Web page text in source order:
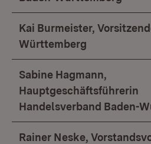
Kai Burmeister,
Württemberg
Sabine Hagmann,
Hauptgeschäftsführerin
Handelsverband Baden-
Rainer Neske,